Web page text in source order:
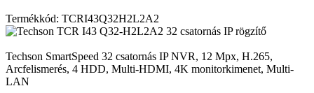
Termékkód: TCRI43Q32H2L2A2
Techson SmartSpeed 32 csatornás IP NVR, 12 Mpx, H.265,
Arcfelismerés, 4 HDD, Multi-HDMI, 4K monitorkimenet, Multi-
LAN